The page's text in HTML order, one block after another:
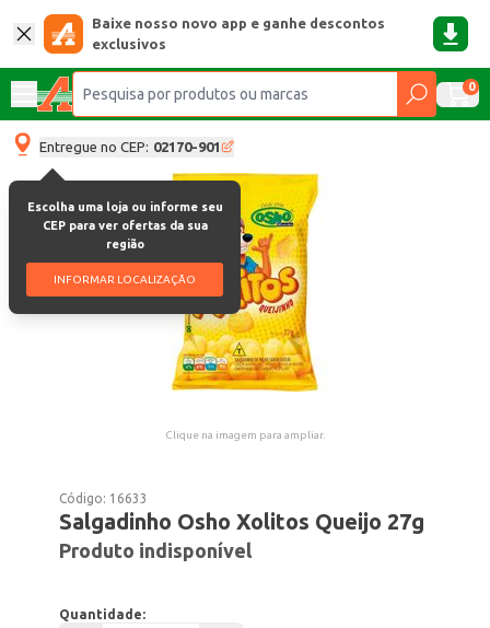
Baixe nosso novo app e ganhe descontos
exclusivos
0
Entregue no CEP: 02170-901
Escolha uma loja ou informe seu
CEP para ver ofertas da sua
região
INFORMAR LOCALIZAÇÃO
Clique na imagem para ampliar.
Código: 16633
Salgadinho Osho Xolitos Queijo 27g
Produto indisponível
Quantidade: